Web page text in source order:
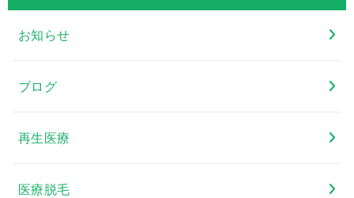
お知らせ
ブログ
再生医療
医療脱毛